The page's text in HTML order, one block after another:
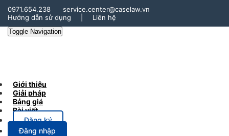
0971.654.238
service.center@caselaw.vn
Hướng dẫn sử dụng
Liên hệ
Toggle Navigation
Giới thiệu
Giải pháp
Bảng giá
Bài viết
Đăng ký
Đăng nhập